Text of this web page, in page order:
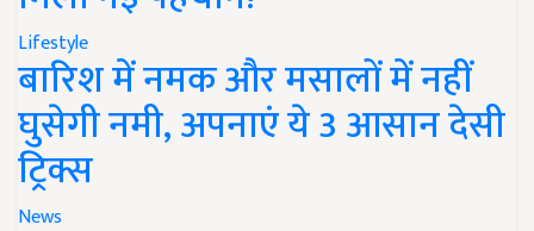
Lifestyle
बारिश में नमक और मसालों में नहीं
घुसेगी नमी, अपनाएं ये 3 आसान देसी
ट्रिक्स
News